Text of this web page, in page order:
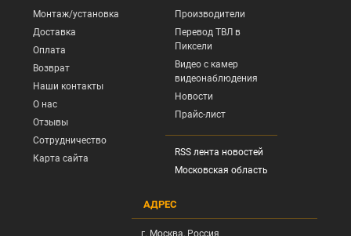
Монтаж/установка
Доставка
Оплата
Возврат
Наши контакты
О нас
Отзывы
Сотрудничество
Карта сайта
Производители
Перевод ТВЛ в
Пиксели
Видео с камер
видеонаблюдения
Новости
Прайс-лист
RSS лента новостей
Московская область
АДРЕС